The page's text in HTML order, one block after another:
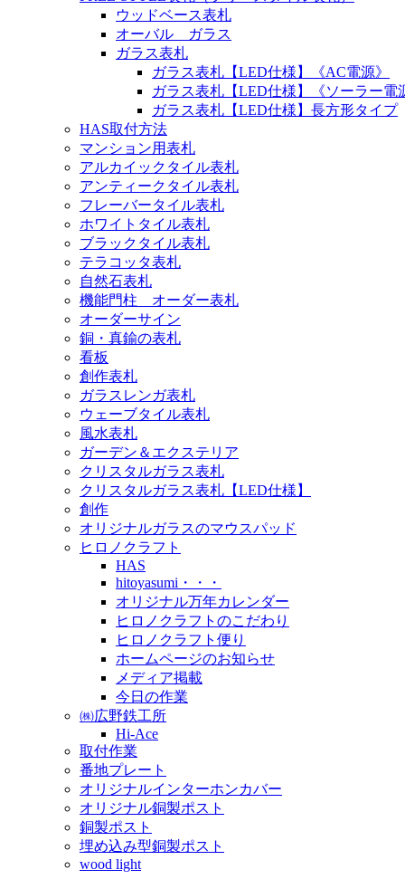
ウッドベース表札
オーバル ガラス
ガラス表札
ガラス表札【LED仕様】《AC電源》
ガラス表札【LED仕様】《ソーラー電
ガラス表札【LED仕様】長方形タイプ
HAS取付方法
マンション用表札
アルカイックタイル表札
アンティークタイル表札
フレーバータイル表札
ホワイトタイル表札
ブラックタイル表札
テラコッタ表札
自然石表札
機能門柱 オーダー表札
オーダーサイン
銅・真鍮の表札
看板
創作表札
ガラスレンガ表札
ウェーブタイル表札
風水表札
ガーデン＆エクステリア
クリスタルガラス表札
クリスタルガラス表札【LED仕様】
創作
オリジナルガラスのマウスパッド
ヒロノクラフト
HAS
hitoyasumi・・・
オリジナル万年カレンダー
ヒロノクラフトのこだわり
ヒロノクラフト便り
ホームページのお知らせ
メディア掲載
今日の作業
㈱広野鉄工所
Hi-Ace
取付作業
番地プレート
オリジナルインターホンカバー
オリジナル銅製ポスト
銅製ポスト
埋め込み型銅製ポスト
wood light